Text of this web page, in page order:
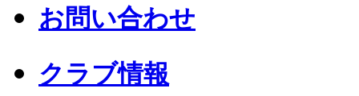
お問い合わせ
クラブ情報